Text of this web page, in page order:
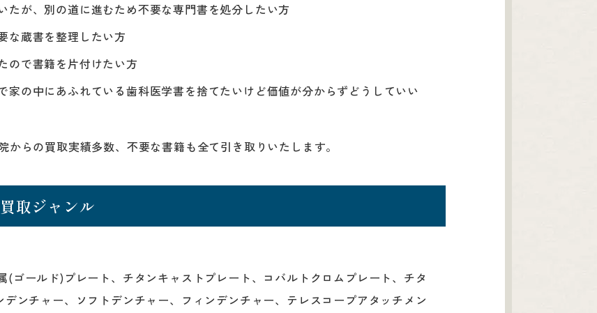
たが、別の道に進むため不要な専門書を処分したい方
な蔵書を整理したい方
ので書籍を片付けたい方
家の中にあふれている歯科医学書を捨てたいけど価値が分からずどうしていい
らの買取実績多数、不要な書籍も全て引き取りいたします。
取ジャンル
(ゴールド)プレート、チタンキャストプレート、コバルトクロムプレート、チタ
ンチャー、ソフトデンチャー、フィンデンチャー、テレスコープアタッチメン